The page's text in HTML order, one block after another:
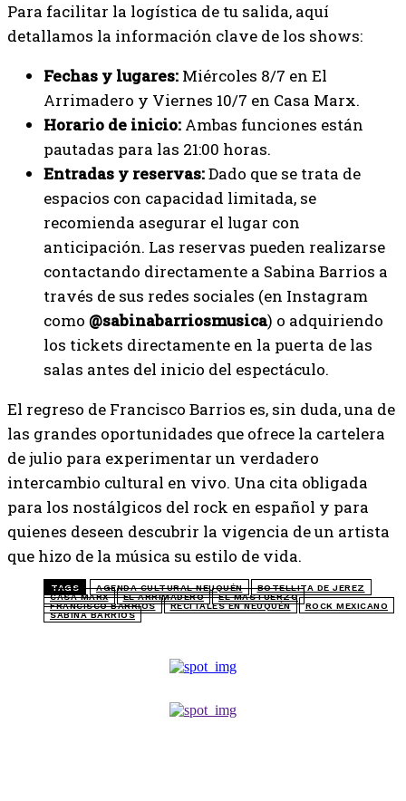
Para facilitar la logística de tu salida, aquí
detallamos la información clave de los shows:
Fechas y lugares: Miércoles 8/7 en El
Arrimadero y Viernes 10/7 en Casa Marx.
Horario de inicio: Ambas funciones están
pautadas para las 21:00 horas.
Entradas y reservas:Dado que se trata de
espacios con capacidad limitada, se
recomienda asegurar el lugar con
anticipación. Las reservas pueden realizarse
contactando directamente a Sabina Barrios a
través de sus redes sociales (en Instagram
como @sabinabarriosmusica) o adquiriendo
los tickets directamente en la puerta de las
salas antes del inicio del espectáculo.
El regreso de Francisco Barrios es, sin duda, una de
las grandes oportunidades que ofrece la cartelera
de julio para experimentar un verdadero
intercambio cultural en vivo. Una cita obligada
para los nostálgicos del rock en español y para
quienes deseen descubrir la vigencia de un artista
que hizo de la música su estilo de vida.
TAGS AGENDA CULTURAL NEUQUÉN
BOTELLITA DE JEREZ
CASA MARX
EL ARRIMADERO
EL MASTUERZO
FRANCISCO BARRIOS
RECITALES EN NEUQUÉN
ROCK MEXICANO
SABINA BARRIOS